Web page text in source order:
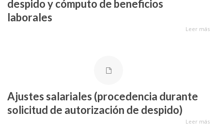
despido y cómputo de beneficios
laborales
Leer más
Ajustes salariales (procedencia durante
solicitud de autorización de despido)
Leer más